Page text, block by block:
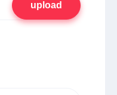
upload